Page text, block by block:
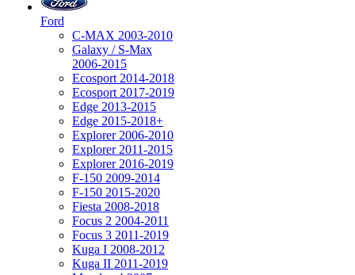
Ford
C-MAX 2003-2010
Galaxy / S-Max
2006-2015
Ecosport 2014-2018
Ecosport 2017-2019
Edge 2013-2015
Edge 2015-2018+
Explorer 2006-2010
Explorer 2011-2015
Explorer 2016-2019
F-150 2009-2014
F-150 2015-2020
Fiesta 2008-2018
Focus 2 2004-2011
Focus 3 2011-2019
Kuga I 2008-2012
Kuga II 2011-2019